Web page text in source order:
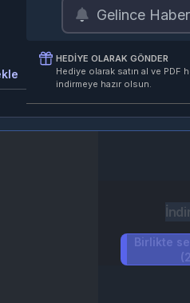
Gelince
HEDIYE OLARAK GÖNDER
Hediye olarak satın al ve PDF
indirmeye hazır olsun.
Birlikte